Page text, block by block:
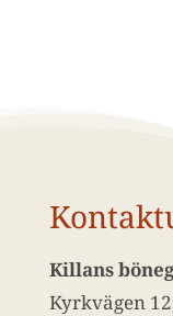
Killans
Kyrkvägen